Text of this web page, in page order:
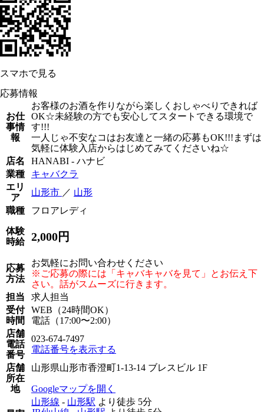
スマホで見る
応募情報
お仕
事情
報
お客様のお酒を作りながら楽しくおしゃべりできれば
OK☆未経験の方でも安心してスタートできる環境で
す!!!
一人じゃ不安なコはお友達と一緒の応募もOK!!!まずは
気軽に体験入店からはじめてみてくださいね☆
店名
HANABI - ハナビ
業種
キャバクラ
エリ
ア
山形市 ／ 山形
職種
フロアレディ
体験
時給
2,000円
応募
方法
お気軽にお問い合わせください
※ご応募の際には「キャバキャバを見て」とお伝え下
さい。話がスムーズに行きます。
担当
求人担当
受付
時間
WEB（24時間OK）
電話（17:00〜2:00）
店舗
電話
番号
023-674-7497
電話番号を表示する
店舗
所在
地
山形県山形市香澄町1-13-14 ブレスビル 1F
Googleマップを開く
山形線 - 山形駅 より徒歩 5分